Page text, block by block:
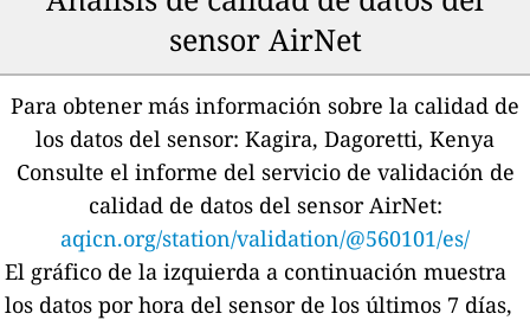
sensor AirNet
Para obtener más información sobre la calidad de
los datos del sensor: Kagira, Dagoretti, Kenya
Consulte el informe del servicio de validación de
calidad de datos del sensor AirNet:
aqicn.org/station/validation/@560101/es/
El gráfico de la izquierda a continuación muestra
los datos por hora del sensor de los últimos 7 días,